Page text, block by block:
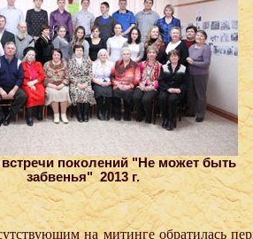
встречи поколений "Не может быть
забвенья" 2013 г.
на митинге обратилась